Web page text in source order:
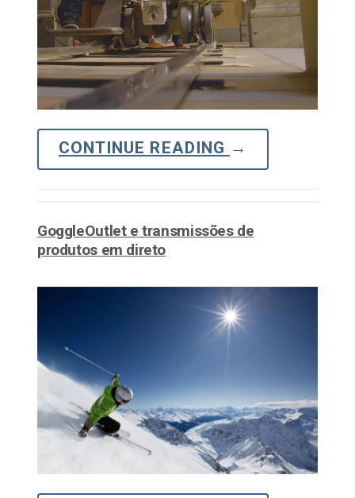
CONTINUE READING →
GoggleOutlet e transmissões de
produtos em direto